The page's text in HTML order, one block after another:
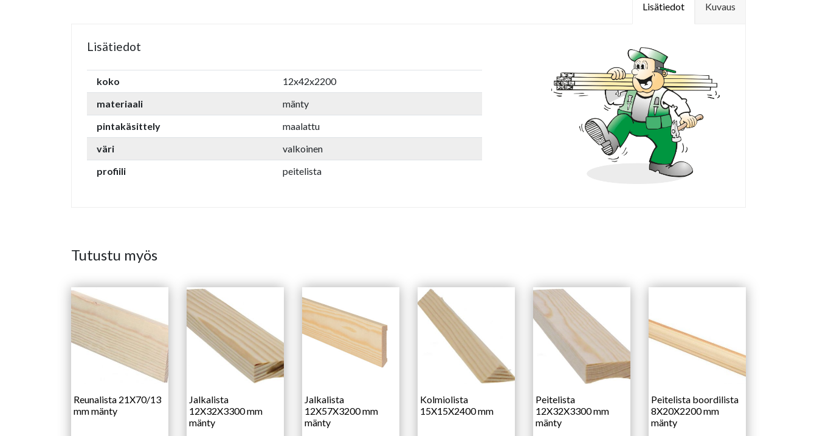
Kuvaus
Lisätiedot
Lisätiedot
koko
12x42x2200
materiaali
mänty
pintakäsittely
maalattu
väri
valkoinen
profiili
peitelista
Tutustu myös
Reunalista 21X70/13
mm mänty
Jalkalista
12X32X3300 mm
mänty
Jalkalista
12X57X3200 mm
mänty
Kolmiolista
15X15X2400 mm
Peitelista
12X32X3300 mm
mänty
Peitelista boordilista
8X20X2200 mm
mänty